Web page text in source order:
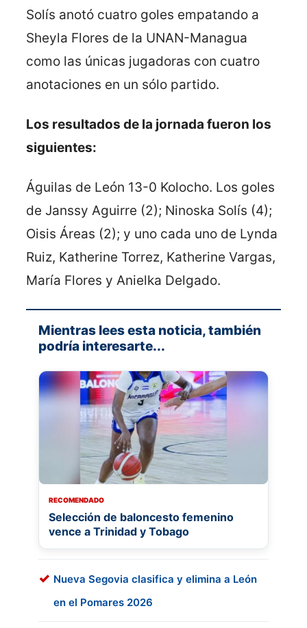
Solís anotó cuatro goles empatando a
Sheyla Flores de la UNAN-Managua
como las únicas jugadoras con cuatro
anotaciones en un sólo partido.
Los resultados de la jornada fueron los
siguientes:
Águilas de León 13-0 Kolocho. Los goles
de Janssy Aguirre (2); Ninoska Solís (4);
Oisis Áreas (2); y uno cada uno de Lynda
Ruiz, Katherine Torrez, Katherine Vargas,
María Flores y Anielka Delgado.
Mientras lees esta noticia, también
podría interesarte...
RECOMENDADO
Selección de baloncesto femenino
vence a Trinidad y Tobago
Nueva Segovia clasifica y elimina a León
en el Pomares 2026